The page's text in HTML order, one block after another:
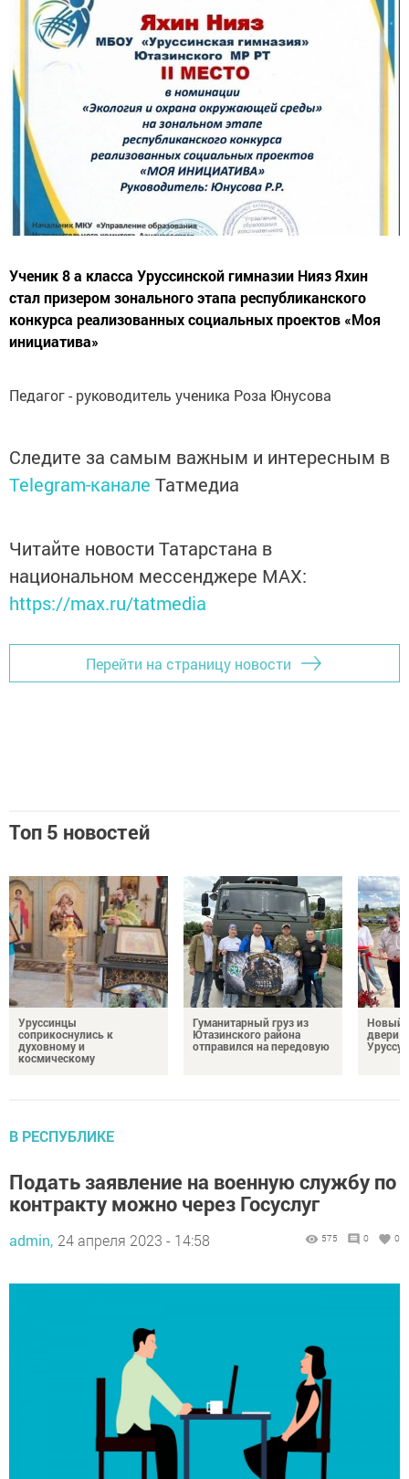
Ученик 8 а класса Уруссинской гимназии Нияз Яхин
стал призером зонального этапа республиканского
конкурса реализованных социальных проектов «Моя
инициатива»
Педагог - руководитель ученика Роза Юнусова
Следите за самым важным и интересным в
Telegram-канале Татмедиа
Читайте новости Татарстана в
национальном мессенджере MАХ:
https://max.ru/tatmedia
Перейти на страницу новости
Топ 5 новостей
Уруссинцы
соприкоснулись к
духовному и
космическому
Гуманитарный груз из
Ютазинского района
отправился на передовую
Новый
двери
Уруссу
В РЕСПУБЛИКЕ
Подать заявление на военную службу по
контракту можно через Госуслуг
admin, 24 апреля 2023 - 14:58 575 0 0